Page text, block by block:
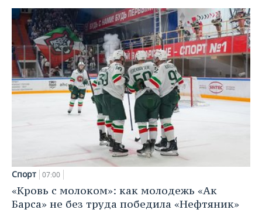
Спорт 07:00
«Кровь с молоком»: как молодежь «Ак
Барса» не без труда победила «Нефтяник»